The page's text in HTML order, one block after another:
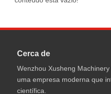
Cerca de
Wenzhou Xusheng
uma empresa moderna que
científica.